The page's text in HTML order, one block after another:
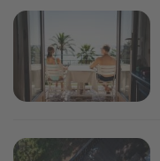
Image
Image